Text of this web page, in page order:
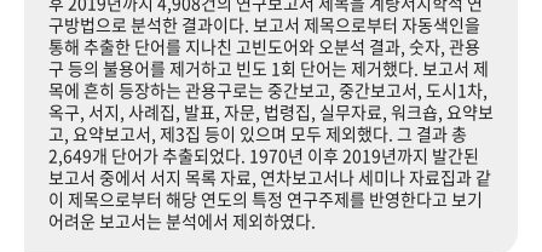
기록물 아카이브
사진 아카이브 문서 기록물 행정박물 영상 기록물
+1주년 기념
성과 50선 숫자로 보는 50년 50+1주년 광장
세계와 함께 한 KIHASA
구방법으로 분석한 결과이다. 보고서 제목으로부터 자동색인을
통해 추출한 단어를 지나친 고빈도어와 오분석 결과, 숫자, 관용
구 등의 불용어를 제거하고 빈도 1회 단어는 제거했다. 보고서 제
목에 흔히 등장하는 관용구로는 중간보고, 중간보고서, 도시1차,
옥구, 서지, 사례집, 발표, 자문, 법령집, 실무자료, 워크숍, 요약보
고, 요약보고서, 제3집 등이 있으며 모두 제외했다. 그 결과 총
2,649개 단어가 추출되었다. 1970년 이후 2019년까지 발간된
보고서 중에서 서지 목록 자료, 연차보고서나 세미나 자료집과 같
이 제목으로부터 해당 연도의 특정 연구주제를 반영한다고 보기
어려운 보고서는 분석에서 제외하였다.